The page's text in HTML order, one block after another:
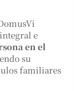
e
en el
su
familiares